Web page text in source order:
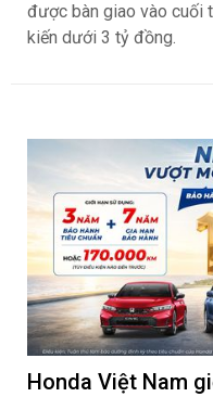
được bàn giao vào cuối
kiến dưới 3 tỷ đồng.
Honda Việt Nam